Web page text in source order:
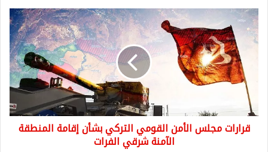
قرارات
مجلس
الأمن
القومي
التركي
بشأن
إقامة
المنطقة
الآمنة
شرقي
الفرات
قرارات مجلس الأمن القومي التركي بشأن إقامة المنطقة
الآمنة شرقي الفرات